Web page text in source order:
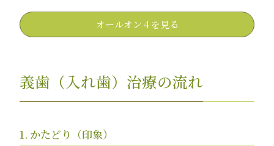
オールオン４を見る
義歯（入れ歯）治療の流れ
1. かたどり（印象）